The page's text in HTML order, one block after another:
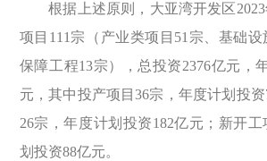
根据上述原则，大亚湾开发区2023
项目111宗（产业类项目51宗、基础
保障工程13宗），总投资2376亿元，
元，其中投产项目36宗，年度计划投
26宗，年度计划投资182亿元；新开
划投资88亿元。